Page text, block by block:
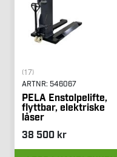
(17)
ARTNR: 546067
PELA Enstolpelifte,
flyttbar, elektriske
låser
38 500 kr